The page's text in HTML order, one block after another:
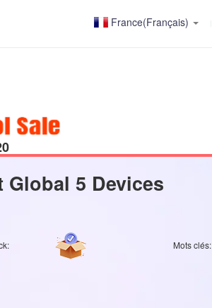
France(Français)
Global 5 Devices
Mots clés: